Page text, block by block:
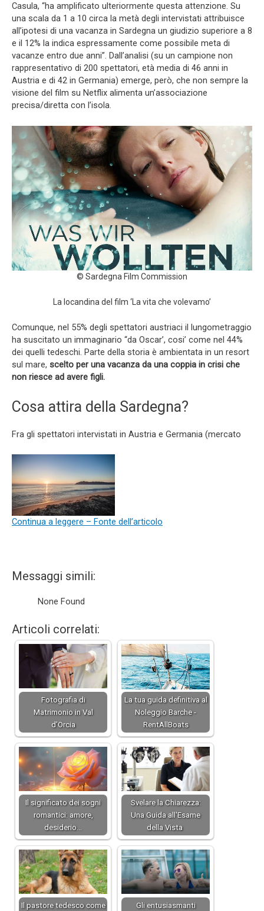
Casula, “ha amplificato ulteriormente questa attenzione. Su
una scala da 1 a 10 circa la metà degli intervistati attribuisce
all’ipotesi di una vacanza in Sardegna un giudizio superiore a 8
e il 12% la indica espressamente come possibile meta di
vacanze entro due anni”. Dall’analisi (su un campione non
rappresentativo di 200 spettatori, età media di 46 anni in
Austria e di 42 in Germania) emerge, però, che non sempre la
visione del film su Netflix alimenta un’associazione
precisa/diretta con l’isola.
© Sardegna Film Commission
La locandina del film ‘La vita che volevamo’
Comunque, nel 55% degli spettatori austriaci il lungometraggio
ha suscitato un immaginario “da Oscar’, cosi’ come nel 44%
dei quelli tedeschi. Parte della storia è ambientata in un resort
sul mare, scelto per una vacanza da una coppia in crisi che
non riesce ad avere figli.
Cosa attira della Sardegna?
Fra gli spettatori intervistati in Austria e Germania (mercato
Continua a leggere – Fonte dell’articolo
Messaggi simili:
None Found
Articoli correlati:
Fotografia di
Matrimonio in Val
d’Orcia
La tua guida definitiva al
Noleggio Barche -
RentAllBoats
Il significato dei sogni
romantici: amore,
desiderio…
Svelare la Chiarezza:
Una Guida all'Esame
della Vista
Il pastore tedesco come Gli entusiasmanti